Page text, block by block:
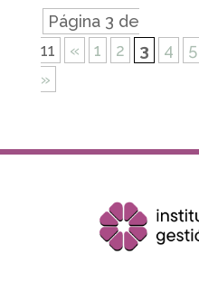
Página 3 de
11
« 1 2 3 4 5
»